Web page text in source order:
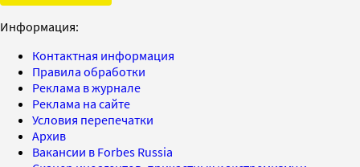
Информация:
Контактная информация
Правила обработки
Реклама в журнале
Реклама на сайте
Условия перепечатки
Архив
Вакансии в Forbes Russia